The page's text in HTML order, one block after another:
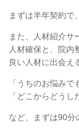
まずは半年契約で
また、人材紹介サ
人材確保と、院内
良い人材に出会え
「うちのお悩みで
「どこからどうし
など、まずは90分